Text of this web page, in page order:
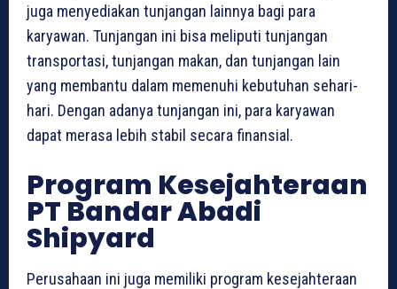
juga menyediakan tunjangan lainnya bagi para
karyawan. Tunjangan ini bisa meliputi tunjangan
transportasi, tunjangan makan, dan tunjangan lain
yang membantu dalam memenuhi kebutuhan sehari-
hari. Dengan adanya tunjangan ini, para karyawan
dapat merasa lebih stabil secara finansial.
Program Kesejahteraan
PT Bandar Abadi
Shipyard
Perusahaan ini juga memiliki program kesejahteraan